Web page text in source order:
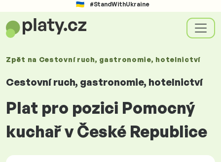
#StandWithUkraine
Zpět na Cestovní ruch, gastronomie, hotelnictví
Cestovní ruch, gastronomie, hotelnictví
Plat pro pozici Pomocný
kuchař v České Republice